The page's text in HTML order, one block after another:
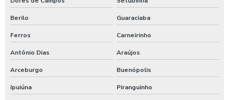
Berilo Guaraciaba
Ferros Carneirinho
Antônio Dias Araújos
Arceburgo Buenópolis
Ipuiúna Piranguinho